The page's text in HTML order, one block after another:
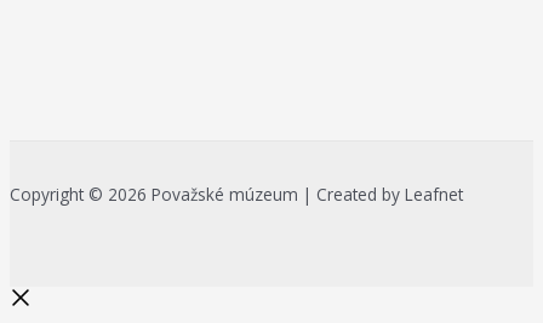
Copyright © 2026 Považské múzeum | Created by Leafnet